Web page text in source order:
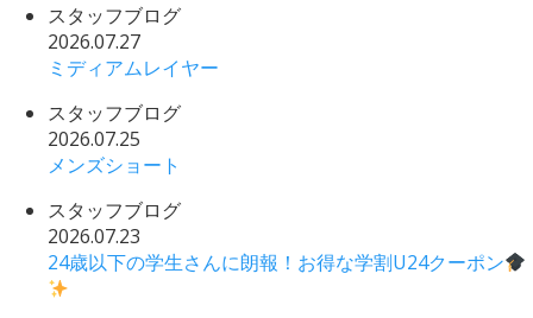
スタッフブログ
2026.07.27
ミディアムレイヤー
スタッフブログ
2026.07.25
メンズショート
スタッフブログ
2026.07.23
24歳以下の学生さんに朗報！お得な学割U24クーポン